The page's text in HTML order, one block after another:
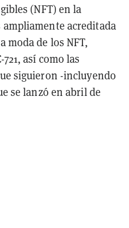
(NFT) en la
acreditada
moda de los NFT,
así como las
siguieron -incluyendo
se lanzó en abril de